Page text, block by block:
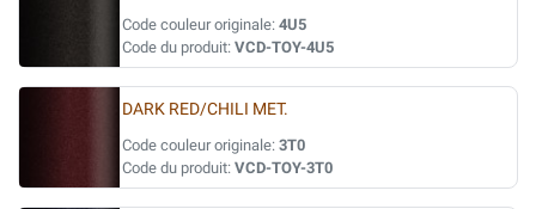
Code couleur originale: 4U5
Code du produit: VCD-TOY-4U5
DARK RED/CHILI MET.
Code couleur originale: 3T0
Code du produit: VCD-TOY-3T0